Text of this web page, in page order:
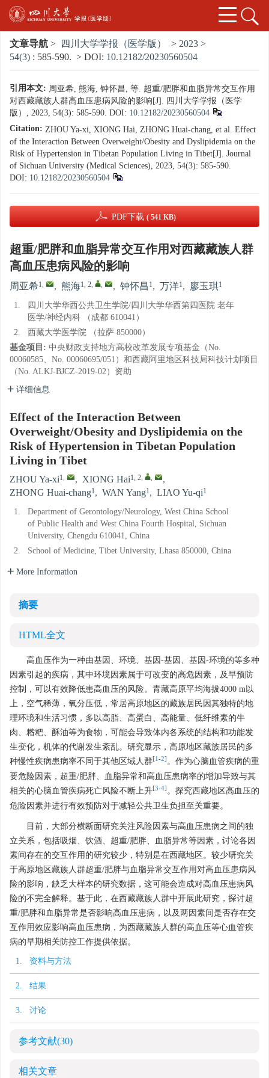
文章导航 > 四川大学学报（医学版） > 2023 >
54(3) : 585-590. > DOI: 10.12182/20230560504
引用本文: 周亚希, 熊海, 钟怀昌, 等. 超重/肥胖和血脂异常交互作用
对西藏藏族人群高血压患病风险的影响[J]. 四川大学学报（医学
版）, 2023, 54(3): 585-590. DOI: 10.12182/20230560504
Citation: ZHOU Ya-xi, XIONG Hai, ZHONG Huai-chang, et al. Effect
of the Interaction Between Overweight/Obesity and Dyslipidemia on the
Risk of Hypertension in Tibetan Population Living in Tibet[J]. Journal
of Sichuan University (Medical Sciences), 2023, 54(3): 585-590.
DOI: 10.12182/20230560504
PDF下载 ( 541 KB)
超重/肥胖和血脂异常交互作用对西藏藏族人群
高血压患病风险的影响
周亚希1, , 熊海1, 2, , , 钟怀昌 1, 万洋1, 廖玉琪1
1.
四川大学华西公共卫生学院/四川大学华西第四医院 老年
医学/神经内科 （成都 610041）
2.
西藏大学医学院 （拉萨 850000）
基金项目: 中央财政支持地方高校改革发展专项基金（No.
00060585、No. 00060695/051）和西藏阿里地区科技局科技计划项目
（No. ALKJ-BJCZ-2019-02）资助
详细信息
Effect of the Interaction Between
Overweight/Obesity and Dyslipidemia on the
Risk of Hypertension in Tibetan Population
Living in Tibet
ZHOU Ya-xi1, , XIONG Hai1, 2, ,
,
ZHONG Huai-chang1, WAN Yang1, LIAO Yu-qi1
1.
Department of Gerontology/Neurology, West China School
of Public Health and West China Fourth Hospital, Sichuan
University, Chengdu 610041, China
2.
School of Medicine, Tibet University, Lhasa 850000, China
More Information
摘要
HTML全文
高血压作为一种由基因、环境、基因-基因、基因-环境的等多种
因素引起的疾病，其中环境因素属于可改变的高危因素，及早预防
控制，可以有效降低患高血压的风险。青藏高原平均海拔4000 m以
上，空气稀薄，氧分压低，常居高原地区的藏族居民因其独特的地
理环境和生活习惯，多以高脂、高蛋白、高能量、低纤维素的牛
肉、糌粑、酥油等为食物，可能会导致体内各系统的结构和功能发
生变化，机体的代谢发生紊乱。研究显示，高原地区藏族居民的多
种慢性疾病患病率不同于其他区域人群[1-2] 。作为心脑血管疾病的重
要危险因素，超重/肥胖、血脂异常和高血压患病率的增加导致与其
相关的心脑血管疾病死亡风险不断上升[3-4] 。探究西藏地区高血压的
危险因素并进行有效预防对于减轻公共卫生负担至关重要。
目前，大部分横断面研究关注风险因素与高血压患病之间的独
立关系，包括吸烟、饮酒、超重/肥胖、血脂异常等因素，讨论各因
素间存在的交互作用的研究较少，特别是在西藏地区。较少研究关
于高原地区藏族人群超重/肥胖与血脂异常交互作用对高血压患病风
险的影响，缺乏大样本的研究数据，这可能会造成对高血压患病风
险的不完全解释。基于此，在西藏藏族人群中开展此研究，探讨超
重/肥胖和血脂异常是否影响高血压患病，以及两因素间是否存在交
互作用效应影响高血压患病，为西藏藏族人群的高血压等心血管疾
病的早期相关防控工作提供依据。
1. 资料与方法
2. 结果
3. 讨论
参考文献(30)
相关文章